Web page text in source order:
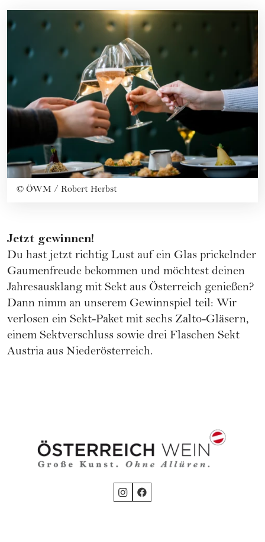
© ÖWM / Robert Herbst
Jetzt gewinnen!
Du hast jetzt richtig Lust auf ein Glas prickelnder
Gaumenfreude bekommen und möchtest deinen
Jahresausklang mit Sekt aus Österreich genießen?
Dann nimm an unserem Gewinnspiel teil: Wir
verlosen ein Sekt-Paket mit sechs Zalto-Gläsern,
einem Sektverschluss sowie drei Flaschen Sekt
Austria aus Niederösterreich.